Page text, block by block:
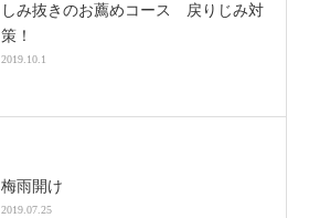
しみ抜きのお薦めコース 戻りじみ対
策！
2019.10.1
梅雨開け
2019.07.25